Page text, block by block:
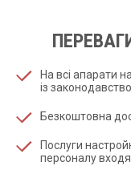
На всі апарати
із
Безкоштовна
Послуги
персоналу